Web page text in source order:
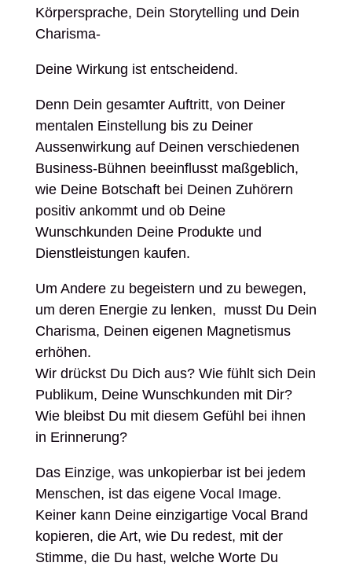
Körpersprache, Dein Storytelling und Dein
Charisma-
Deine Wirkung ist entscheidend.
Denn Dein gesamter Auftritt, von Deiner
mentalen Einstellung bis zu Deiner
Aussenwirkung auf Deinen verschiedenen
Business-Bühnen beeinflusst maßgeblich,
wie Deine Botschaft bei Deinen Zuhörern
positiv ankommt und ob Deine
Wunschkunden Deine Produkte und
Dienstleistungen kaufen.
Um Andere zu begeistern und zu bewegen,
um deren Energie zu lenken, musst Du Dein
Charisma, Deinen eigenen Magnetismus
erhöhen.
Wir drückst Du Dich aus? Wie fühlt sich Dein
Publikum, Deine Wunschkunden mit Dir?
Wie bleibst Du mit diesem Gefühl bei ihnen
in Erinnerung?
Das Einzige, was unkopierbar ist bei jedem
Menschen, ist das eigene Vocal Image.
Keiner kann Deine einzigartige Vocal Brand
kopieren, die Art, wie Du redest, mit der
Stimme, die Du hast, welche Worte Du